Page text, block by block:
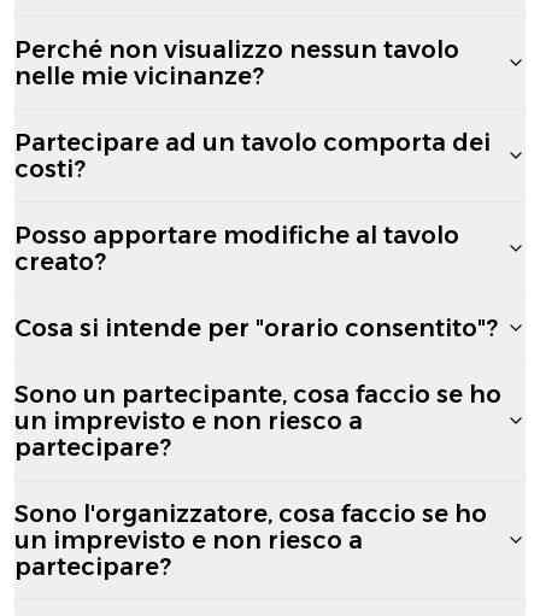
Perché non visualizzo nessun tavolo
nelle mie vicinanze?
Partecipare ad un tavolo comporta dei
costi?
Posso apportare modifiche al tavolo
creato?
Cosa si intende per "orario consentito"?
Sono un partecipante, cosa faccio se ho
un imprevisto e non riesco a
partecipare?
Sono l'organizzatore, cosa faccio se ho
un imprevisto e non riesco a
partecipare?